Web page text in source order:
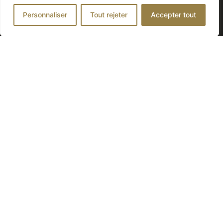
Personnaliser Tout rejeter Accepter tout